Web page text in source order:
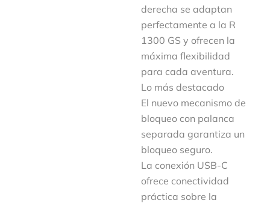
derecha se adaptan
perfectamente a la R
1300 GS y ofrecen la
máxima flexibilidad
para cada aventura.
Lo más destacado
El nuevo mecanismo de
bloqueo con palanca
separada garantiza un
bloqueo seguro.
La conexión USB-C
ofrece conectividad
práctica sobre la